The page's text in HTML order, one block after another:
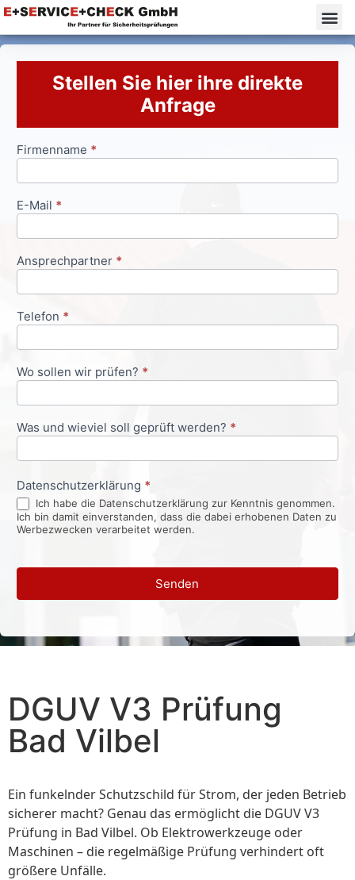
Stellen Sie hier ihre direkte
Anfrage
Anfrageformular
Firmenname *
E-Mail *
Ansprechpartner *
Telefon *
Wo sollen wir prüfen? *
Was und wieviel soll geprüft werden? *
Datenschutzerklärung *
Ich habe die Datenschutzerklärung zur Kenntnis genommen.
Ich bin damit einverstanden, dass die dabei erhobenen Daten zu
Werbezwecken verarbeitet werden.
Senden
DGUV V3 Prüfung
Bad Vilbel
Ein funkelnder Schutzschild für Strom, der jeden Betrieb
sicherer macht? Genau das ermöglicht die DGUV V3
Prüfung in Bad Vilbel. Ob Elektrowerkzeuge oder
Maschinen – die regelmäßige Prüfung verhindert oft
größere Unfälle.